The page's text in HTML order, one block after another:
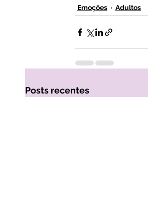
Emoções Adultos
Posts recentes